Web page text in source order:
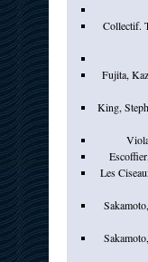
Collectif.
Fujita,
King,
Les